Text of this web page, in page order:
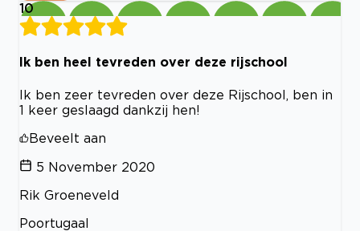
10
Ik ben heel tevreden over deze rijschool
Ik ben zeer tevreden over deze Rijschool, ben in
1 keer geslaagd dankzij hen!
Beveelt aan
5 November 2020
Rik Groeneveld
Poortugaal